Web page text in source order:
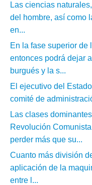
Las ciencias
del hombre, así como
en...
En la fase superior de
entonces podrá dejar
burgués y la s...
El ejecutivo del
comité de
Las clases
Revolución
perder más que su...
Cuanto más división
aplicación de la
entre l...